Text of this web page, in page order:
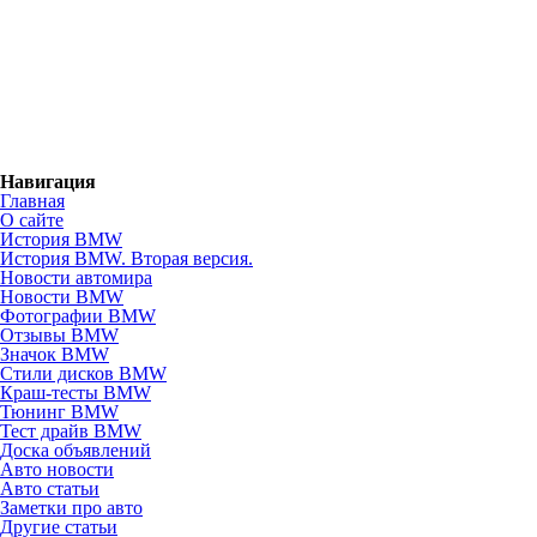
Навигация
Главная
О сайте
История BMW
История BMW. Вторая версия.
Новости автомира
Новости BMW
Фотографии BMW
Отзывы BMW
Значок BMW
Стили дисков BMW
Краш-тесты BMW
Тюнинг BMW
Тест драйв BMW
Доска объявлений
Авто новости
Авто статьи
Заметки про авто
Другие статьи